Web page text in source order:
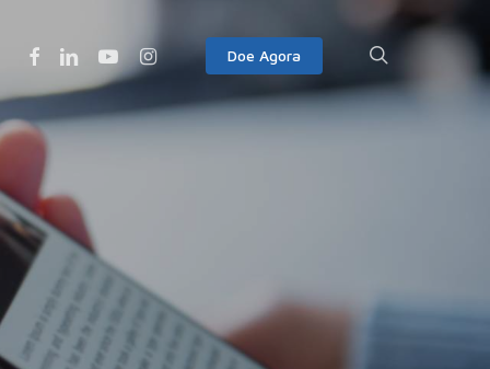
Doe Agora
FacebookLinkedinYoutubeInstagram